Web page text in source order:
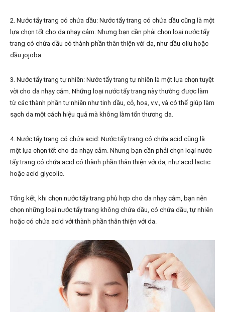
2. Nước tẩy trang có chứa dầu: Nước tẩy trang có chứa dầu cũng là một
lựa chọn tốt cho da nhạy cảm. Nhưng bạn cần phải chọn loại nước tẩy
trang có chứa dầu có thành phần thân thiện với da, như dầu oliu hoặc
dầu jojoba.
3. Nước tẩy trang tự nhiên: Nước tẩy trang tự nhiên là một lựa chọn tuyệt
vời cho da nhạy cảm. Những loại nước tẩy trang này thường được làm
từ các thành phần tự nhiên như tinh dầu, cỏ, hoa, v.v., và có thể giúp làm
sạch da một cách hiệu quả mà không làm tổn thương da.
4. Nước tẩy trang có chứa acid: Nước tẩy trang có chứa acid cũng là
một lựa chọn tốt cho da nhạy cảm. Nhưng bạn cần phải chọn loại nước
tẩy trang có chứa acid có thành phần thân thiện với da, như acid lactic
hoặc acid glycolic.
Tổng kết, khi chọn nước tẩy trang phù hợp cho da nhạy cảm, bạn nên
chọn những loại nước tẩy trang không chứa dầu, có chứa dầu, tự nhiên
hoặc có chứa acid với thành phần thân thiện với da.